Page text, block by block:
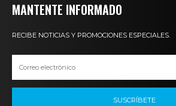
MANTENTE INFORMADO
RECIBE NOTICIAS Y PROMOCIONES ESPECIALES.
SUSCRÍBETE